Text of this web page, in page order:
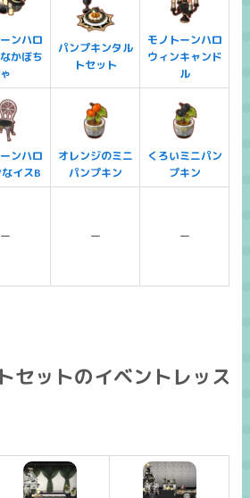
ンハロ
かぼち
ゃ
パンプキンタル
トセット
モノトーンハロ
ウィンキャンド
ル
ンハロ
イスB
オレンジのミニ
パンプキン
くろいミニパン
プキン
ー ー ー
セットのイベントレッス